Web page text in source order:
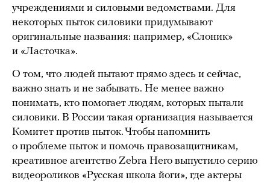
учреждениями и силовыми ведомствами. Для
некоторых пыток силовики придумывают
оригинальные названия: например, «Слоник»
и «Ласточка».
О том, что людей пытают прямо здесь и сейчас,
важно знать и не забывать. Не менее важно
понимать, кто помогает людям, которых пытали
силовики. В России такая организация называется
Комитет против пыток. Чтобы напомнить
о проблеме пыток и помочь правозащитникам,
креативное агентство Zebra Hero выпустило серию
видеороликов «Русская школа йоги», где актеры